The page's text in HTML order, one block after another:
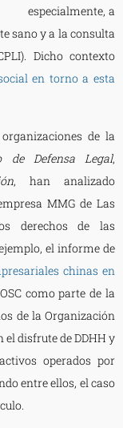
especialmente, a
sano y a la consulta
Dicho contexto
en torno a esta
de la
de Defensa Legal,
, han analizado
MMG de Las
derechos de las
el informe de
chinas en
como parte de la
de la Organización
el disfrute de DDHH y
operados por
entre ellos, el caso